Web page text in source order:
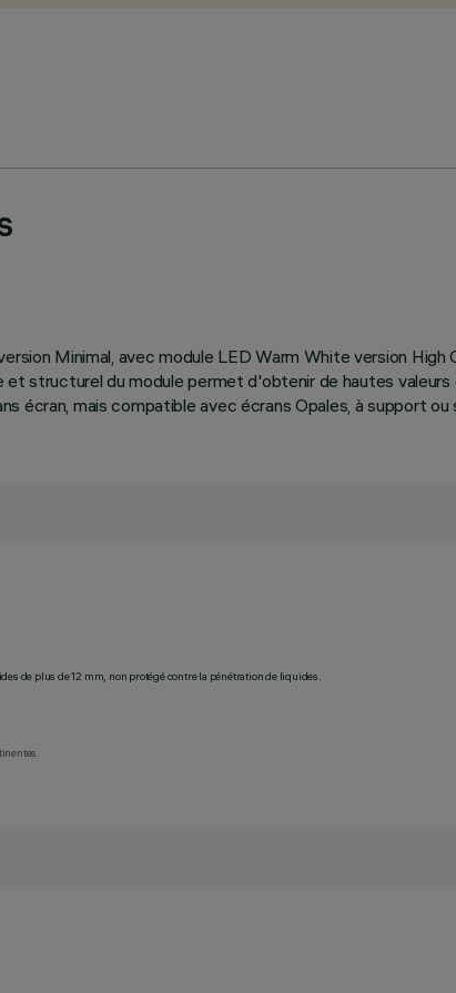
Minimal, avec module LED Warm White version
et structurel du module permet d'obtenir de hautes
écran, mais compatible avec écrans Opales, à support ou
de plus de 12 mm, non protégé contre la pénétration de liquides.